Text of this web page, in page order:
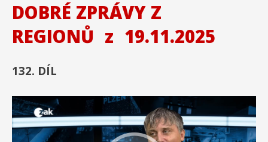
DOBRÉ ZPRÁVY Z
REGIONŮ z 19.11.2025
132. DÍL